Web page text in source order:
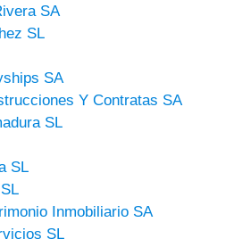
SA
SL
SA
Y Contratas SA
SL
SL
Inmobiliario SA
SL